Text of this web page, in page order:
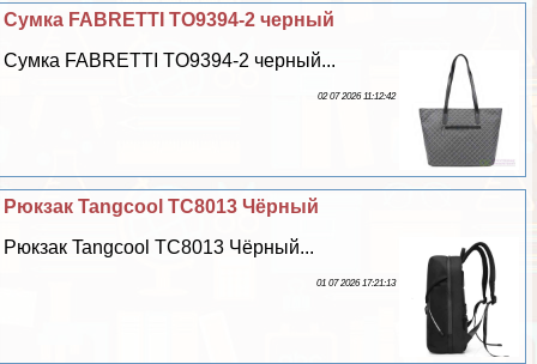
Сумка FABRETTI TO9394-2 черный
Сумка FABRETTI TO9394-2 черный...
02 07 2026 11:12:42
Рюкзак Tangcool TC8013 Чёрный
Рюкзак Tangcool TC8013 Чёрный...
01 07 2026 17:21:13